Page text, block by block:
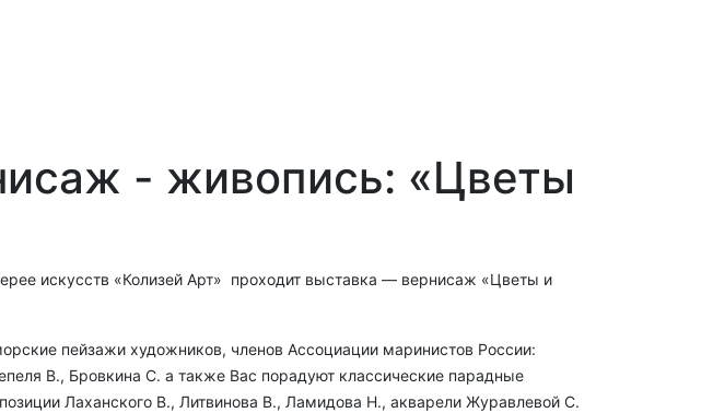
- живопись: «Цветы
искусств «Колизей Арт» проходит выставка — вернисаж «Цветы и
пейзажи художников, членов Ассоциации маринистов России:
В., Бровкина С. а также Вас порадуют классические парадные
Лаханского В., Литвинова В., Ламидова Н., акварели Журавлевой С.